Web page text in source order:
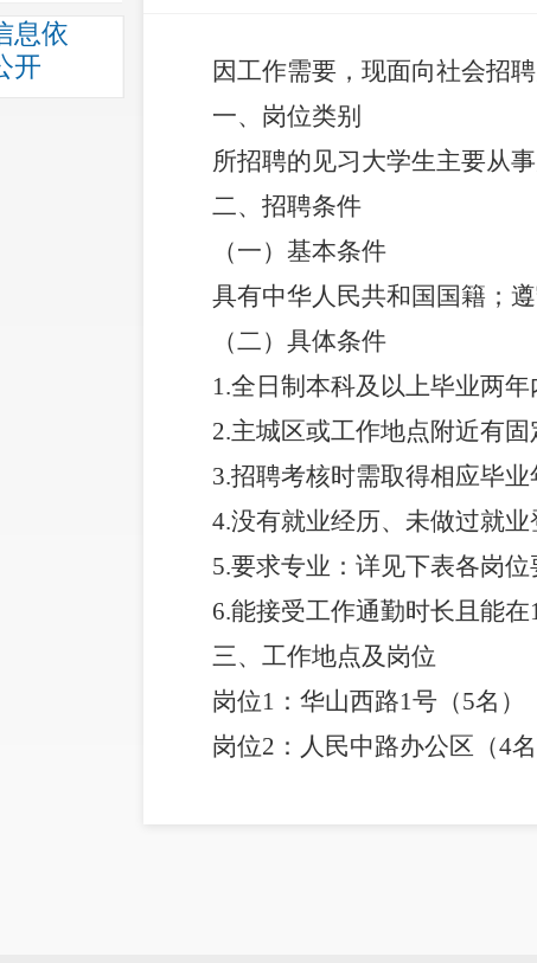
息依
开
因工作需要，现面向社会招
一、岗位类别
所招聘的见习大学生主要从
二、招聘条件
（一）基本条件
具有中华人民共和国国籍；
（二）具体条件
1.全日制本科及以上毕业两年
2.主城区或工作地点附近有固
3.招聘考核时需取得相应毕业
4.没有就业经历、未做过就业
5.要求专业：详见下表各岗位
6.能接受工作通勤时长且能在
三、 工作地点及岗位
岗位1：华山西路1号（5名）
岗位2：人民中路办公区（4